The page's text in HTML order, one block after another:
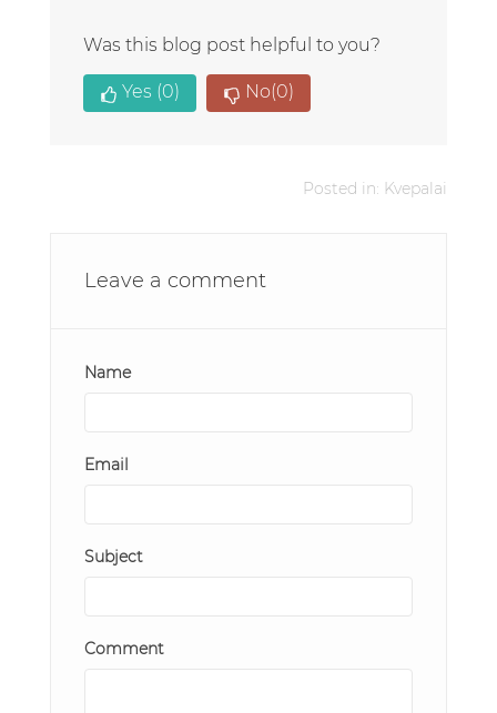
Was this blog post helpful to you?
Yes (0) No(0)
Posted in: Kvepalai
Leave a comment
Name
Email
Subject
Comment